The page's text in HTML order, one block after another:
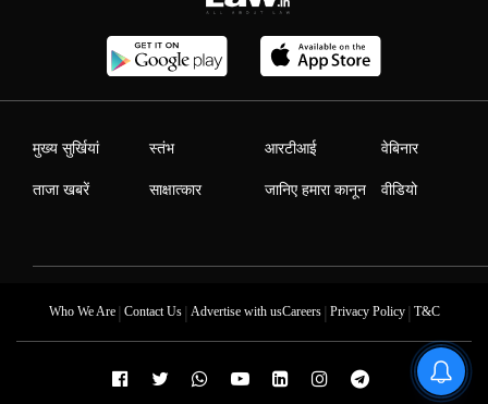
मुख्य सुर्खियां
ताजा खबरें
स्तंभ
साक्षात्कार
आरटीआई
जानिए हमारा कानून
वेबिनार
वीडियो
Who We Are| Contact Us| Advertise with usCareers| Privacy Policy| T&C